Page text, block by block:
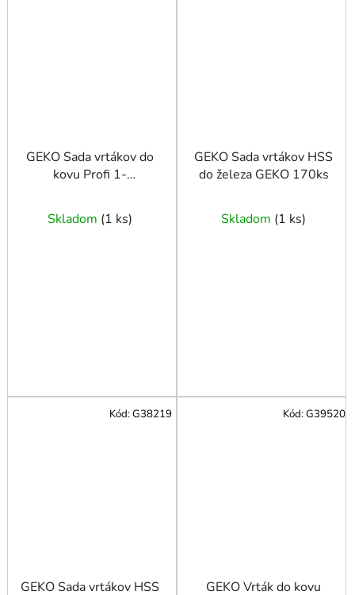
GEKO Sada vrtákov do
kovu Profi 1-
Skladom (1 ks)
GEKO Sada vrtákov HSS
do železa GEKO 170ks
Skladom (1 ks)
GEKO Sada vrtákov HSS
Kód:G38219
GEKO Vrták do kovu
Kód:G39520